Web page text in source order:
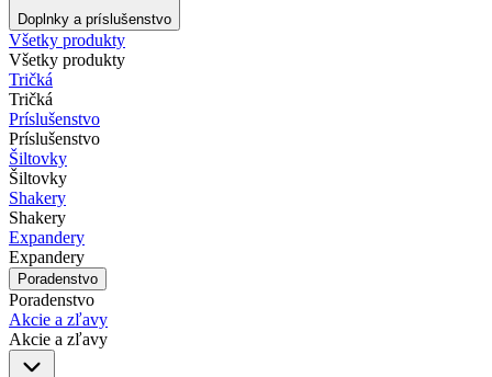
Doplnky a príslušenstvo
Všetky produkty
Všetky produkty
Tričká
Tričká
Príslušenstvo
Príslušenstvo
Šiltovky
Šiltovky
Shakery
Shakery
Expandery
Expandery
Poradenstvo
Poradenstvo
Akcie a zľavy
Akcie a zľavy